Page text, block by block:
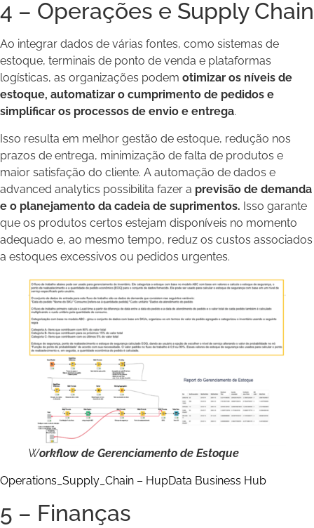
4 – Operações e Supply Chain
Ao integrar dados de várias fontes, como sistemas de
estoque, terminais de ponto de venda e plataformas
logísticas, as organizações podem otimizar os níveis de
estoque, automatizar o cumprimento de pedidos e
simplificar os processos de envio e entrega.
Isso resulta em melhor gestão de estoque, redução nos
prazos de entrega, minimização de falta de produtos e
maior satisfação do cliente. A automação de dados e
advanced analytics possibilita fazer a previsão de demanda
e o planejamento da cadeia de suprimentos. Isso garante
que os produtos certos estejam disponíveis no momento
adequado e, ao mesmo tempo, reduz os custos associados
a estoques excessivos ou pedidos urgentes.
Workflow de Gerenciamento de Estoque
Operations_Supply_Chain – HupData Business Hub
5 – Finanças